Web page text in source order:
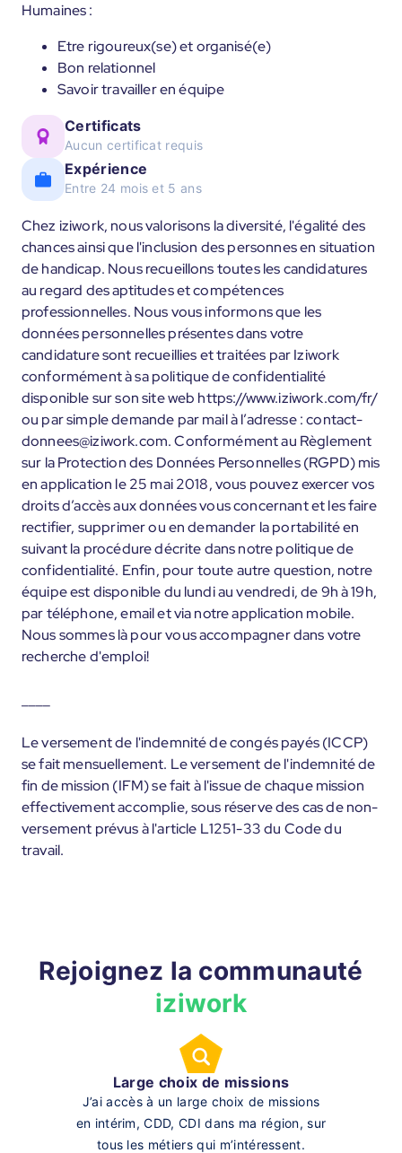
Humaines :
Etre rigoureux(se) et organisé(e)
Bon relationnel
Savoir travailler en équipe
Certificats
Aucun certificat requis
Expérience
Entre 24 mois et 5 ans
Chez iziwork, nous valorisons la diversité, l'égalité des
chances ainsi que l'inclusion des personnes en situation
de handicap. Nous recueillons toutes les candidatures
au regard des aptitudes et compétences
professionnelles. Nous vous informons que les
données personnelles présentes dans votre
candidature sont recueillies et traitées par Iziwork
conformément à sa politique de confidentialité
disponible sur son site web https://www.iziwork.com/fr/
ou par simple demande par mail à l’adresse : contact-
donnees@iziwork.com. Conformément au Règlement
sur la Protection des Données Personnelles (RGPD) mis
en application le 25 mai 2018, vous pouvez exercer vos
droits d’accès aux données vous concernant et les faire
rectifier, supprimer ou en demander la portabilité en
suivant la procédure décrite dans notre politique de
confidentialité. Enfin, pour toute autre question, notre
équipe est disponible du lundi au vendredi, de 9h à 19h,
par téléphone, email et via notre application mobile.
Nous sommes là pour vous accompagner dans votre
recherche d'emploi!
Le versement de l'indemnité de congés payés (ICCP)
se fait mensuellement. Le versement de l'indemnité de
fin de mission (IFM) se fait à l'issue de chaque mission
effectivement accomplie, sous réserve des cas de non-
versement prévus à l'article L1251-33 du Code du
travail.
Rejoignez la communauté
iziwork
Large choix de missions
J’ai accès à un large choix de missions
en intérim, CDD, CDI dans ma région, sur
tous les métiers qui m’intéressent.